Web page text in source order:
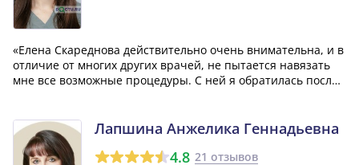
«Елена Скареднова действительно очень внимательна, и в
отличие от многих других врачей, не пытается навязать
мне все возможные процедуры. С ней я обратилась после
я ей очень благодарна...»Лапшина Анжелика Геннадьевна
4.8 21 отзывов